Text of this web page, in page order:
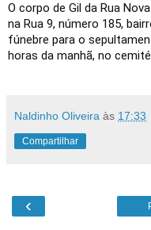
O corpo de Gil da Rua
na Rua 9, número 185,
fúnebre para o
horas da manhã, no
Naldinho Oliveira às 17:33
Compartilhar
‹